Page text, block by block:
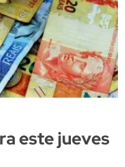
este jueves